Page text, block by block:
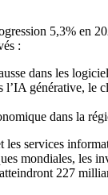
5,3% en
:
dans les
l’IA générative, le
dans la
les services
mondiales, les
227